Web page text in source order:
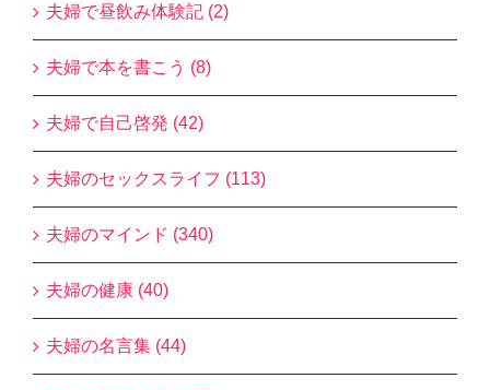
夫婦で昼飲み体験記 (2)
夫婦で本を書こう (8)
夫婦で自己啓発 (42)
夫婦のセックスライフ (113)
夫婦のマインド (340)
夫婦の健康 (40)
夫婦の名言集 (44)